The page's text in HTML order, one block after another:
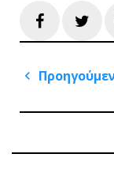
Facebook